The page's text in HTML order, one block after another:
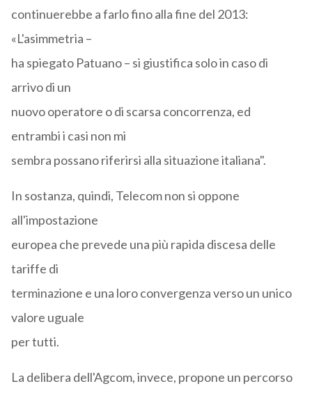
continuerebbe a farlo fino alla fine del 2013:
«L'asimmetria –
ha spiegato Patuano – si giustifica solo in caso di
arrivo di un
nuovo operatore o di scarsa concorrenza, ed
entrambi i casi non mi
sembra possano riferirsi alla situazione italiana".
In sostanza, quindi, Telecom non si oppone
all'impostazione
europea che prevede una più rapida discesa delle
tariffe di
terminazione e una loro convergenza verso un unico
valore uguale
per tutti.
La delibera dell'Agcom, invece, propone un percorso